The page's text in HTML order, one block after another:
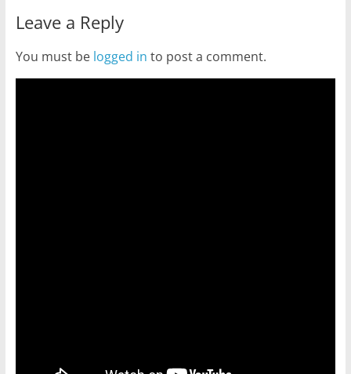
Leave a Reply
You must be logged in to post a comment.